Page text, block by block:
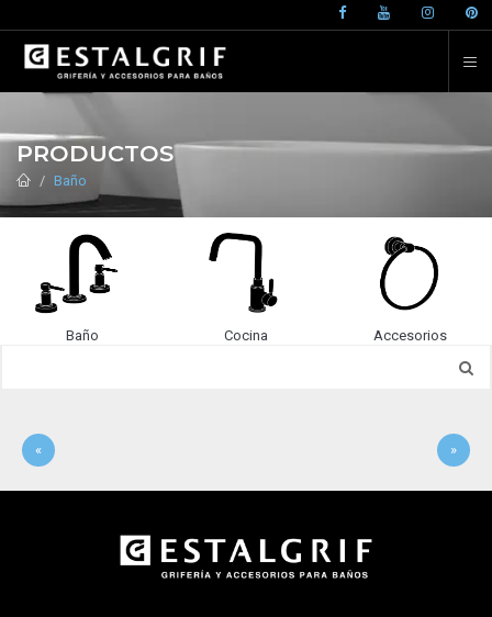
PRODUCTOS
Baño
Baño Cocina Accesorios
« »